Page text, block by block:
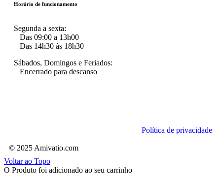
Horário de funcionamento
Segunda a sexta:
Das 09:00 a 13h00
Das 14h30 às 18h30
Sábados, Domingos e Feriados:
Encerrado para descanso
Política de privacidade
© 2025 Amivatio.com
Voltar ao Topo
O Produto foi adicionado ao seu carrinho